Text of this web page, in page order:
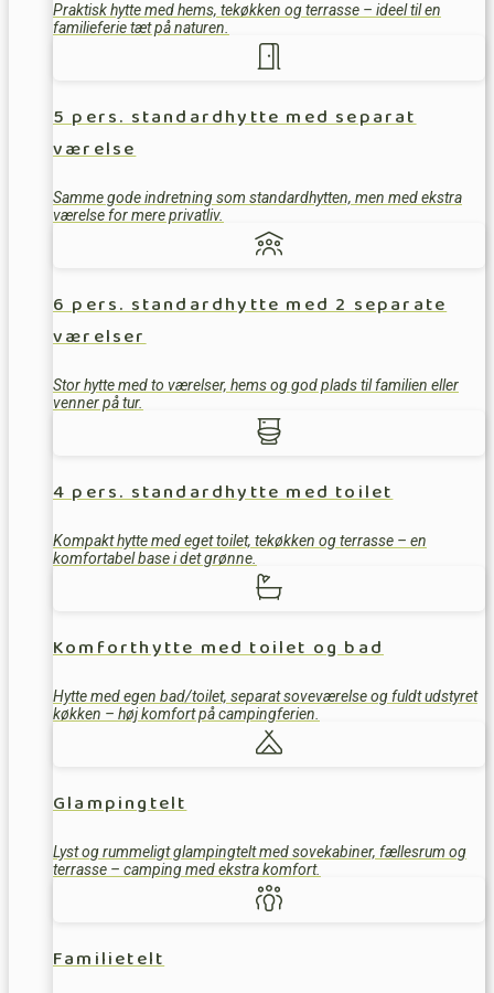
Praktisk hytte med hems, tekøkken og terrasse – ideel til en
familieferie tæt på naturen.
5 pers. standardhytte med separat
værelse
Samme gode indretning som standardhytten, men med ekstra
værelse for mere privatliv.
6 pers. standardhytte med 2 separate
værelser
Stor hytte med to værelser, hems og god plads til familien eller
venner på tur.
4 pers. standardhytte med toilet
Kompakt hytte med eget toilet, tekøkken og terrasse – en
komfortabel base i det grønne.
Komforthytte med toilet og bad
Hytte med egen bad/toilet, separat soveværelse og fuldt udstyret
køkken – høj komfort på campingferien.
Glampingtelt
Lyst og rummeligt glampingtelt med sovekabiner, fællesrum og
terrasse – camping med ekstra komfort.
Familietelt